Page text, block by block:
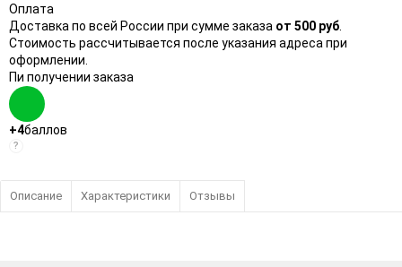
Оплата
Доставка по всей России при сумме заказа от 500 руб
Стоимость рассчитывается после указания адреса при
оформлении.
Пи получении заказа
+4баллов
?
Описание Характеристики Отзывы